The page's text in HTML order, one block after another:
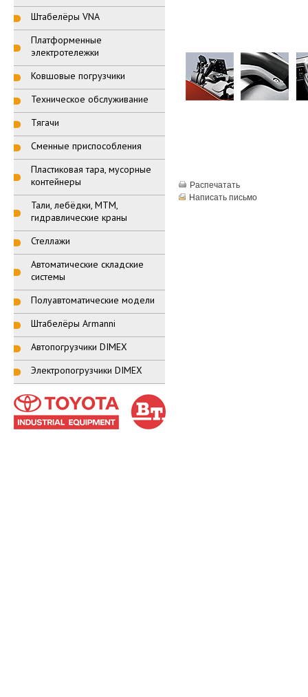
Штабелёры VNA
Платформенные
электротележки
Ковшовые погрузчики
Техническое обслуживание
Тягачи
Сменные приспособления
Пластиковая тара, мусорные
контейнеры
Тали, лебёдки, МТМ,
гидравлические краны
Стеллажи
Автоматические складские
системы
Полуавтоматические модели
Штабелёры Armanni
Автопогрузчики DIMEX
Электропогрузчики DIMEX
Распечатать
Написать письмо